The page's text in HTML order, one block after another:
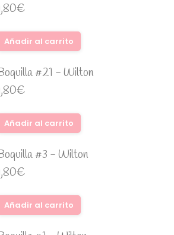
€
Añadir al carrito
#21 - Wilton
€
Añadir al carrito
#3 - Wilton
€
Añadir al carrito